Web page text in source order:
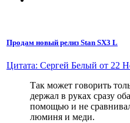
Продам новый релиз Stan SX3 L
Цитата: Сергей Белый от 22
Так может говорить
держал в руках сразу
помощью и не
люминя и меди.